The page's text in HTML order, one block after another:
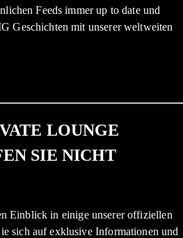
Feeds immer up to date und
Geschichten mit unserer weltweiten
LOUNGE
SIE NICHT
Einblick in einige unserer offiziellen
sich auf exklusive Informationen und